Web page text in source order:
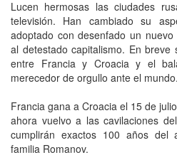
Lucen hermosas las ciudades
televisión. Han cambiado su
adoptado con desenfado un
al detestado capitalismo. En
entre Francia y Croacia y el
merecedor de orgullo ante el mundo.
Francia gana a Croacia el 15 de
ahora vuelvo a las cavilaciones
cumplirán exactos 100 años del
familia Romanov.